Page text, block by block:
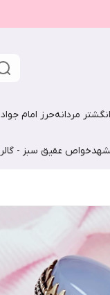
انگشتر مردانهحرز امام جواد
خواص عقیق سبز -